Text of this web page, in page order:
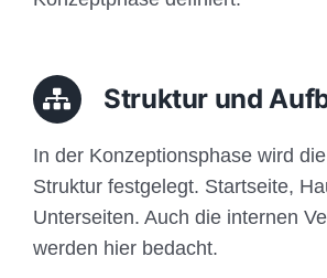
Struktur und
In der Konzeptionsphase wird
Struktur festgelegt. Startseite,
Unterseiten. Auch die internen
werden hier bedacht.